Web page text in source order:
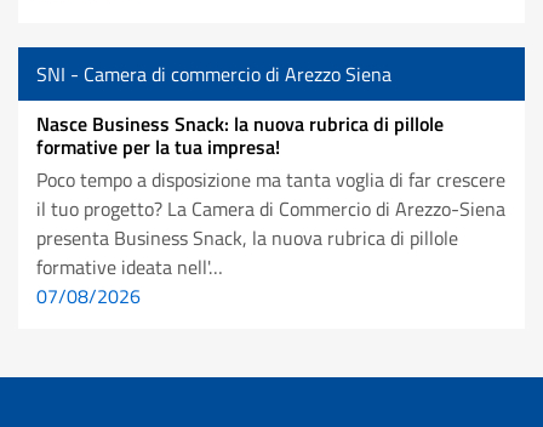
SNI - Camera di commercio di Arezzo Siena
Nasce Business Snack: la nuova rubrica di pillole
formative per la tua impresa!
Poco tempo a disposizione ma tanta voglia di far crescere
il tuo progetto? La Camera di Commercio di Arezzo-Siena
presenta Business Snack, la nuova rubrica di pillole
formative ideata nell'…
07/08/2026